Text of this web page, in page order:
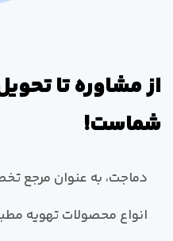
از مشاوره تا
شماست!
دماجت، به عنوان مرجع
انواع محصولات تهویه